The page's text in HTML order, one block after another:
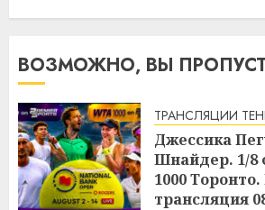
ВОЗМОЖНО, ВЫ
ТРАНСЛЯЦИИ
Джессика
Шнайдер. 1/8
1000
трансляция